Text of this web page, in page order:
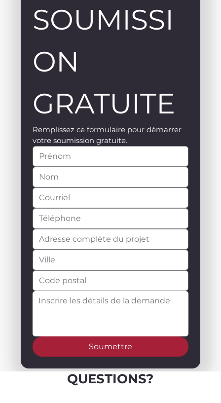
SOUMISSI
ON
GRATUITE
Remplissez ce formulaire pour démarrer
votre soumission gratuite.
Soumettre
QUESTIONS?